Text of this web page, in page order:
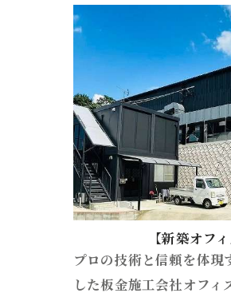
【新築オフ
プロの技術と信頼を体現
した板金施工会社オフィ